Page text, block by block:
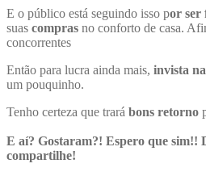
E o público está seguindo isso por ser
suas compras no conforto de casa.
concorrentes
Então para lucra ainda mais, invista
um pouquinho.
Tenho certeza que trará bons retorno
E aí? Gostaram?! Espero que sim!!
compartilhe!